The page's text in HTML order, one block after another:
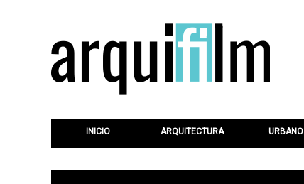
INICIO ARQUITECTURA URBANO